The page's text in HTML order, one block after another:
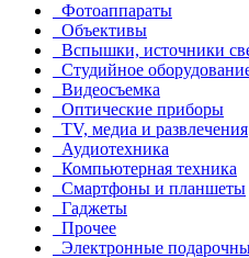
Фотоаппараты
Объективы
Вспышки, источники
Студийное
Видеосъемка
Оптические приборы
TV, медиа и развлечения
Аудиотехника
Компьютерная техника
Смартфоны и планшеты
Гаджеты
Прочее
Электронные